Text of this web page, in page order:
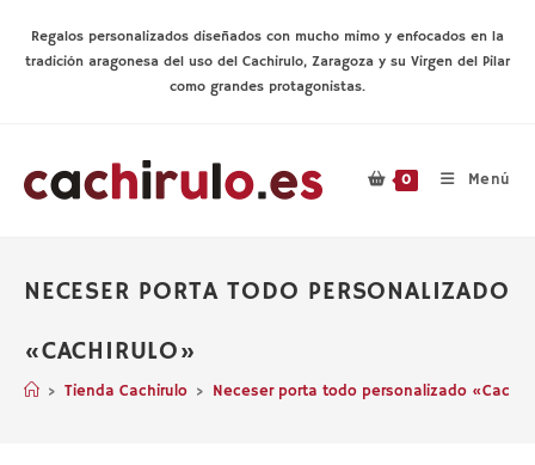
contenido
Regalos personalizados diseñados con mucho mimo y enfocados en la
tradición aragonesa del uso del Cachirulo, Zaragoza y su Virgen del Pilar
como grandes protagonistas.
0 Menú
NECESER PORTA TODO PERSONALIZADO
«CACHIRULO»
> Tienda Cachirulo > Neceser porta todo personalizado